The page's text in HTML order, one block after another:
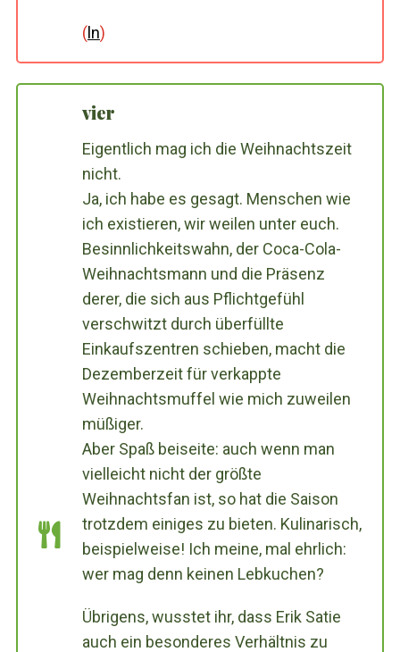
(ln)
vier
Eigentlich mag ich die Weihnachtszeit
nicht.
Ja, ich habe es gesagt. Menschen wie
ich existieren, wir weilen unter euch.
Besinnlichkeitswahn, der Coca-Cola-
Weihnachtsmann und die Präsenz
derer, die sich aus Pflichtgefühl
verschwitzt durch überfüllte
Einkaufszentren schieben, macht die
Dezemberzeit für verkappte
Weihnachtsmuffel wie mich zuweilen
müßiger.
Aber Spaß beiseite: auch wenn man
vielleicht nicht der größte
Weihnachtsfan ist, so hat die Saison
trotzdem einiges zu bieten. Kulinarisch,
beispielweise! Ich meine, mal ehrlich:
wer mag denn keinen Lebkuchen?
Übrigens, wusstet ihr, dass Erik Satie
auch ein besonderes Verhältnis zu